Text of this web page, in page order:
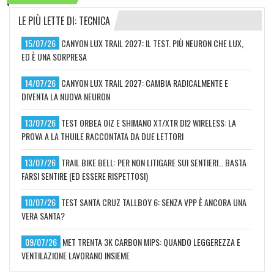
LE PIÙ LETTE DI: TECNICA
15/07/26 CANYON LUX TRAIL 2027: IL TEST. PIÙ NEURON CHE LUX,
ED È UNA SORPRESA
14/07/26 CANYON LUX TRAIL 2027: CAMBIA RADICALMENTE E
DIVENTA LA NUOVA NEURON
13/07/26 TEST ORBEA OIZ E SHIMANO XT/XTR DI2 WIRELESS: LA
PROVA A LA THUILE RACCONTATA DA DUE LETTORI
13/07/26 TRAIL BIKE BELL: PER NON LITIGARE SUI SENTIERI… BASTA
FARSI SENTIRE (ED ESSERE RISPETTOSI)
10/07/26 TEST SANTA CRUZ TALLBOY 6: SENZA VPP È ANCORA UNA
VERA SANTA?
09/07/26 MET TRENTA 3K CARBON MIPS: QUANDO LEGGEREZZA E
VENTILAZIONE LAVORANO INSIEME